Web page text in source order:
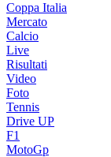
Coppa Italia
Mercato
Calcio
Live
Risultati
Video
Foto
Tennis
Drive UP
F1
MotoGp